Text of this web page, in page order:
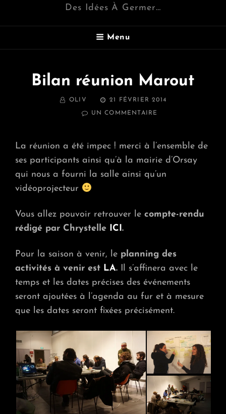
Des Idées À Germer…
Menu
Bilan réunion Marout
BY OLIV
POSTED
ON
21 FÉVRIER 2014
UN COMMENTAIRE
MAROUT
La réunion a été impec ! merci à l’ensemble de
ses participants ainsi qu’à la mairie d’Orsay
qui nous a fourni la salle ainsi qu’un
vidéoprojecteur
Vous allez pouvoir retrouver le compte-rendu
rédigé par Chrystelle ICI.
Pour la saison à venir, le planning des
activités à venir est LA. Il s’affinera avec le
temps et les dates précises des événements
seront ajoutées à l’agenda au fur et à mesure
que les dates seront fixées précisément.